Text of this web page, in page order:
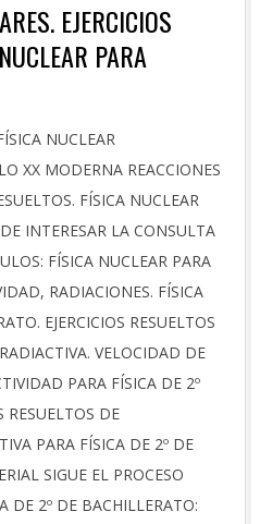
EJERCICIOS
PARA
NUCLEAR
XX MODERNA REACCIONES
FÍSICA NUCLEAR
INTERESAR LA CONSULTA
FÍSICA NUCLEAR PARA
RADIACIONES. FÍSICA
EJERCICIOS RESUELTOS
VELOCIDAD DE
PARA FÍSICA DE 2º
RESUELTOS DE
PARA FÍSICA DE 2º DE
SIGUE EL PROCESO
DE 2º DE BACHILLERATO: